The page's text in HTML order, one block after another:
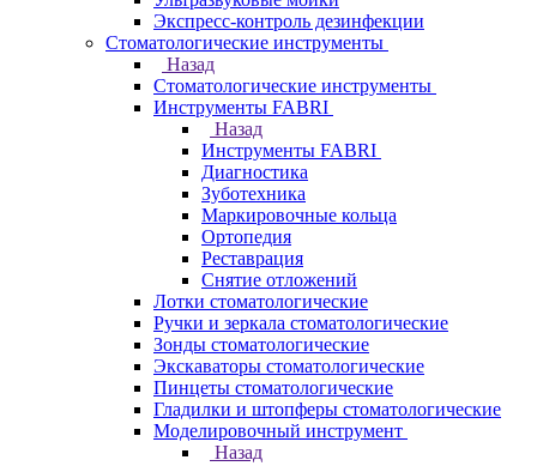
Экспресс-контроль дезинфекции
Стоматологические инструменты
Назад
Стоматологические инструменты
Инструменты FABRI
Назад
Инструменты FABRI
Диагностика
Зуботехника
Маркировочные кольца
Ортопедия
Реставрация
Снятие отложений
Лотки стоматологические
Ручки и зеркала стоматологические
Зонды стоматологические
Экскаваторы стоматологические
Пинцеты стоматологические
Гладилки и штопферы стоматологические
Моделировочный инструмент
Назад